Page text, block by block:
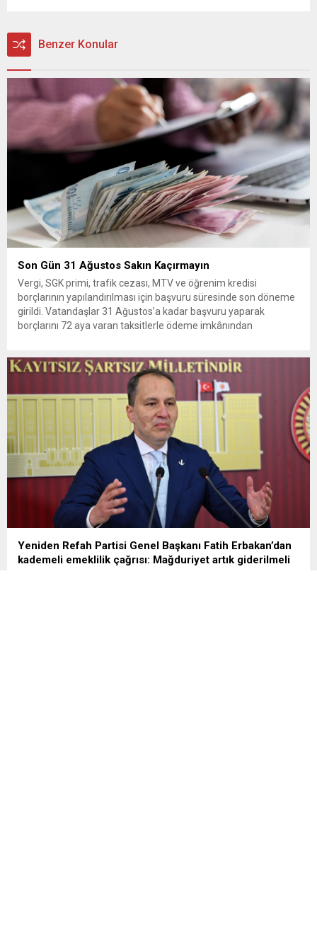
Benzer Konular
Son Gün 31 Ağustos Sakın Kaçırmayın
Vergi, SGK primi, trafik cezası, MTV ve öğrenim kredisi
borçlarının yapılandırılması için başvuru süresinde son döneme
girildi. Vatandaşlar 31 Ağustos’a kadar başvuru yaparak
borçlarını 72 aya varan taksitlerle ödeme imkânından
başvurular 31 Ağustos tarihinde sona eriyor. Hak sahiplerine 72
Yeniden Refah Partisi Genel Başkanı Fatih Erbakan’dan
kademeli emeklilik çağrısı: Mağduriyet artık giderilmeli